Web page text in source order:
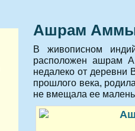
Ашрам
В живописном
расположен ашрам
недалеко от деревни
прошлого века,
не вмещала ее